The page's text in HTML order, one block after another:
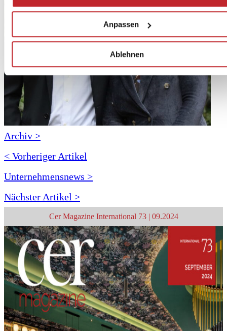
Zustimmung mit der Schaltfläche „Ablehnen“ verweigern.
Anpassen
Ablehnen
Archiv >
< Vorheriger Artikel
Unternehmensnews >
Nächster Artikel >
Cer Magazine International 73 | 09.2024